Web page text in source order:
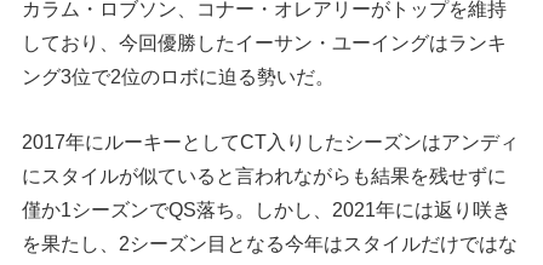
カラム・ロブソン、コナー・オレアリーがトップを維持
しており、今回優勝したイーサン・ユーイングはランキ
ング3位で2位のロボに迫る勢いだ。
2017年にルーキーとしてCT入りしたシーズンはアンディ
にスタイルが似ていると言われながらも結果を残せずに
僅か1シーズンでQS落ち。しかし、2021年には返り咲き
を果たし、2シーズン目となる今年はスタイルだけではな